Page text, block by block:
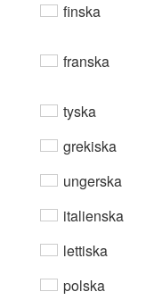
finska
franska
tyska
grekiska
ungerska
italienska
lettiska
polska